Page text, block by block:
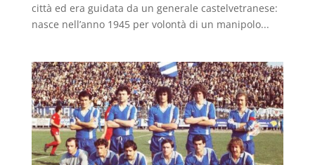
città ed era guidata da un generale castelvetranese:
nasce nell’anno 1945 per volontà di un manipolo...